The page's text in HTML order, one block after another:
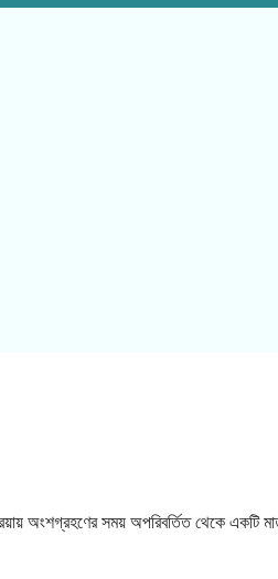
অংশগ্রহণের সময় অপরিবর্তিত থেকে একটি